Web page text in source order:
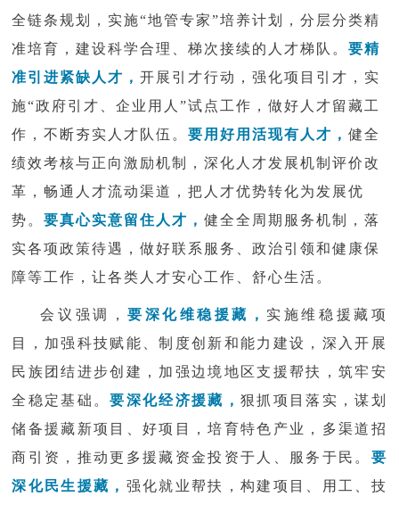
全链条规划，实施“地管专家”培养计划，分层分类精
准培育，建设科学合理、梯次接续的人才梯队。要精
准引进紧缺人才，开展引才行动，强化项目引才，实
施“政府引才、企业用人”试点工作，做好人才留藏工
作，不断夯实人才队伍。要用好用活现有人才，健全
绩效考核与正向激励机制，深化人才发展机制评价改
革，畅通人才流动渠道，把人才优势转化为发展优
势。要真心实意留住人才，健全全周期服务机制，落
实各项政策待遇，做好联系服务、政治引领和健康保
障等工作，让各类人才安心工作、舒心生活。
会议强调，要深化维稳援藏， 实施维稳援藏项
目，加强科技赋能、制度创新和能力建设，深入开展
民族团结进步创建，加强边境地区支援帮扶，筑牢安
全稳定基础。要深化经济援藏， 狠抓项目落实，谋划
储备援藏新项目、好项目，培育特色产业，多渠道招
商引资，推动更多援藏资金投资于人、服务于民。 要
深化民生援藏， 强化就业帮扶，构建项目、用工、技